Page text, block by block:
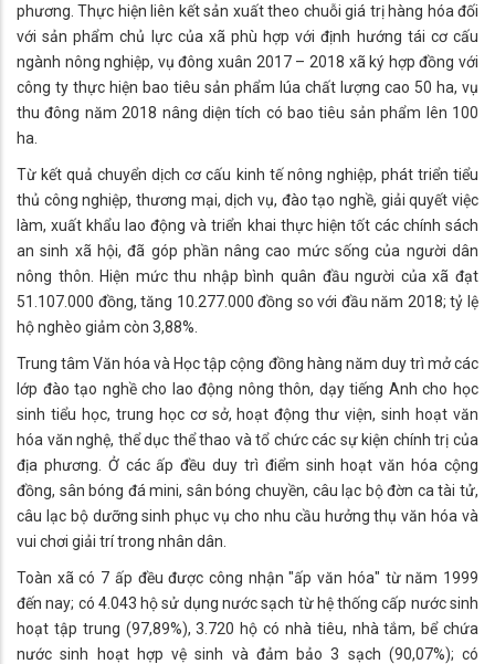
phương. Thực hiện liên kết sản xuất theo chuỗi giá trị hàng hóa đối
với sản phẩm chủ lực của xã phù hợp với định hướng tái cơ cấu
ngành nông nghiệp, vụ đông xuân 2017 – 2018 xã ký hợp đồng với
công ty thực hiện bao tiêu sản phẩm lúa chất lượng cao 50 ha, vụ
thu đông năm 2018 nâng diện tích có bao tiêu sản phẩm lên 100
ha.
Từ kết quả chuyển dịch cơ cấu kinh tế nông nghiệp, phát triển tiểu
thủ công nghiệp, thương mại, dịch vụ, đào tạo nghề, giải quyết việc
làm, xuất khẩu lao động và triển khai thực hiện tốt các chính sách
an sinh xã hội, đã góp phần nâng cao mức sống của người dân
nông thôn. Hiện mức thu nhập bình quân đầu người của xã đạt
51.107.000 đồng, tăng 10.277.000 đồng so với đầu năm 2018; tỷ lệ
hộ nghèo giảm còn 3,88%.
Trung tâm Văn hóa và Học tập cộng đồng hàng năm duy trì mở các
lớp đào tạo nghề cho lao động nông thôn, dạy tiếng Anh cho học
sinh tiểu học, trung học cơ sở, hoạt động thư viện, sinh hoạt văn
hóa văn nghệ, thể dục thể thao và tổ chức các sự kiện chính trị của
địa phương. Ở các ấp đều duy trì điểm sinh hoạt văn hóa cộng
đồng, sân bóng đá mini, sân bóng chuyền, câu lạc bộ đờn ca tài tử,
câu lạc bộ dưỡng sinh phục vụ cho nhu cầu hưởng thụ văn hóa và
vui chơi giải trí trong nhân dân.
Toàn xã có 7 ấp đều được công nhận "ấp văn hóa" từ năm 1999
đến nay; có 4.043 hộ sử dụng nước sạch từ hệ thống cấp nước sinh
hoạt tập trung (97,89%), 3.720 hộ có nhà tiêu, nhà tắm, bể chứa
nước sinh hoạt hợp vệ sinh và đảm bảo 3 sạch (90,07%); có